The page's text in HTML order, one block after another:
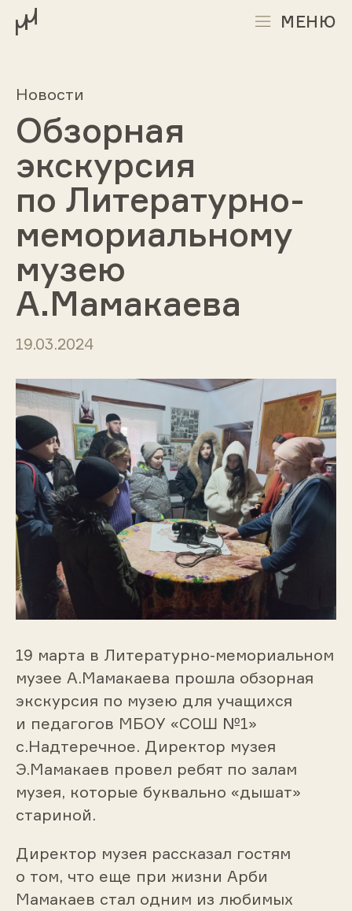
МЕНЮ
Новости
Обзорная
экскурсия
по Литературно-
мемориальному
музею
А.Мамакаева
19.03.2024
19 марта в Литературно-мемориальном
музее А.Мамакаева прошла обзорная
экскурсия по музею для учащихся
и педагогов МБОУ «СОШ №1»
с.Надтеречное. Директор музея
Э.Мамакаев провел ребят по залам
музея, которые буквально «дышат»
стариной.
Директор музея рассказал гостям
о том, что еще при жизни Арби
Мамакаев стал одним из любимых